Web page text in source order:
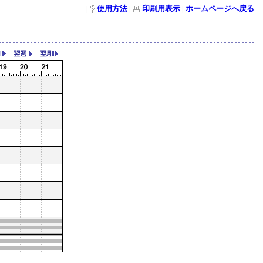
使用方法| 印刷用表示 ホームページへ戻る